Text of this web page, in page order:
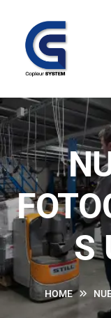
S
HOME